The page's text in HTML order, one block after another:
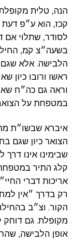
הנה, טלית
קכז, הוא ע״פ
לסודר, שתלוי אם
בשעה״צ קמ,
הלבישה. אלא שגם
ראשו ורובו כיון
וראה גם כה״ח
במטפחת על
איברא שבשו״ת
הצואר כיון שגם
שבימינו אינו
קלג התיר
אריכות דברי
רק בדרך ״אין
הקור. וצ״ב
מקופלת. גם
אופן הלבישה,